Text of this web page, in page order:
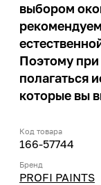
выбором
Поэтому при
полагаться
которые вы
Код товара
166-57744
Бренд
PROFI PAINTS